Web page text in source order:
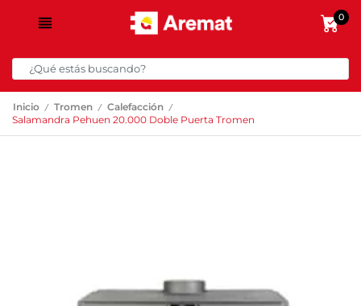
0
Inicio / Tromen / Calefacción /
Salamandra Pehuen 20.000 Doble Puerta Tromen